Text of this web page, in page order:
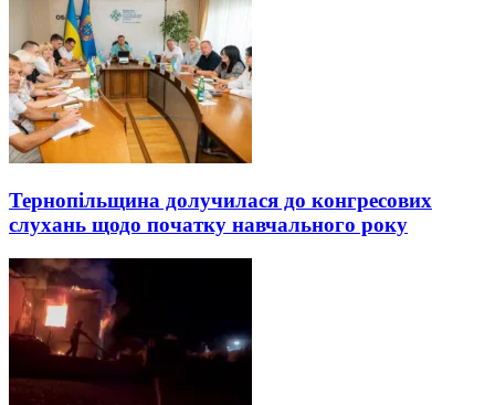
Тернопільщина долучилася до конгресових
слухань щодо початку навчального року